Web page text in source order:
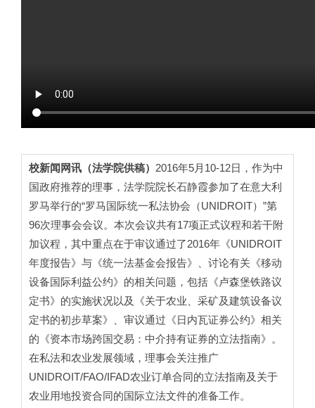
校新闻网讯（法学院供稿） 2016年5月10-12日，作为中
国政府推荐的理事，法学院院长石静霞参加了在意大利
罗马举行的“罗马国际统一私法协会（UNIDROIT）”第
96次理事会会议。本次会议共有17项正式议程和若干附
加议程，其中重点在于审议通过了2016年《UNIDROIT
年度报告》与《统一法基金会报告》、讨论有关《移动
设备国际利益公约》的相关问题，包括《卢森堡铁路议
定书》的实施状况以及《关于农业、采矿及建筑设备议
定书的初步草案》、审议通过《日内瓦证券公约》相关
的《资本市场跨国交易：中介持有证券的立法指南》。
在私法和农业发展领域，理事会关注推广
UNIDROIT/FAO/IFAD农业订单合同的立法指南及关于
农业用地投资合同的国际立法文件的准备工作。